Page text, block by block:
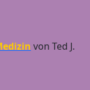
von Ted J.